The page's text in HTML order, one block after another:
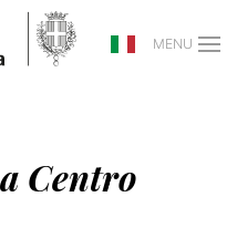
MENU
Centro